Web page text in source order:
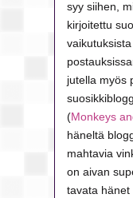
syy siihen,
kirjoitettu
jutella myös
(Monkeys
häneltä
mahtavia
on aivan
tavata hänet